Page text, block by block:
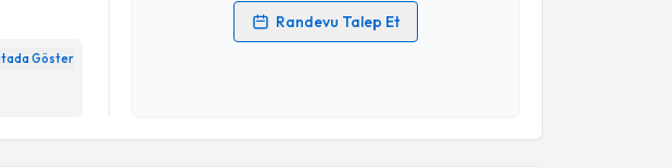
Göster
Randevu Talep Et
Kişisel verilerimin işlenmesine ilişkinAydınlatma Metni
Randevu Takvimi Talebi